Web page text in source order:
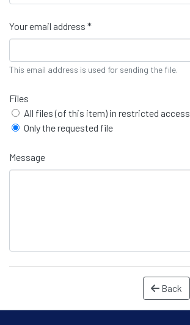
Your email address *
This email address is used for sending the file.
Files
All files (of this item) in restricted access
Only the requested file
Message
Back